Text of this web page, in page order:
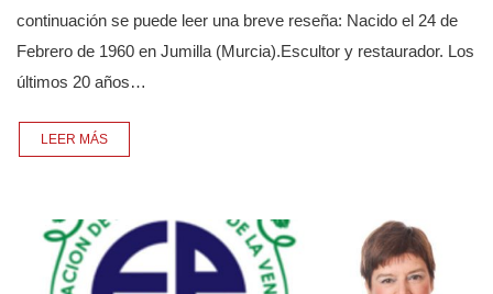
continuación se puede leer una breve reseña: Nacido el 24 de
Febrero de 1960 en Jumilla (Murcia).Escultor y restaurador. Los
últimos 20 años…
LEER MÁS